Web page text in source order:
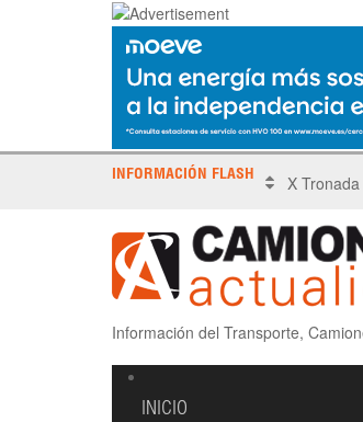
INFORMACIÓN FLASH X
Información del Transporte,
INICIO